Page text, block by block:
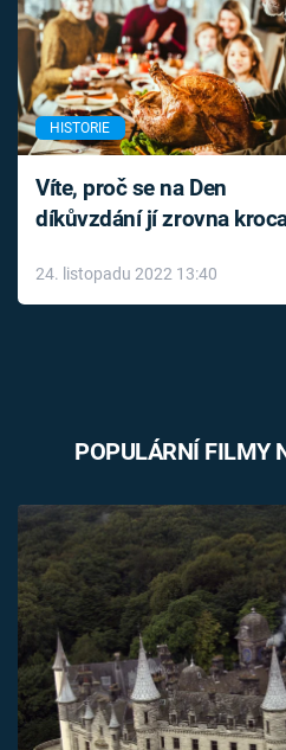
HISTORIE
Víte, proč se na Den
díkůvzdání jí zrovna
24. listopadu 2022 13:40
POPULÁRNÍ FILMY